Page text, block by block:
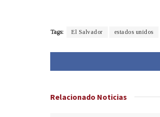
Tags: El Salvador estados unidos
Relacionado Noticias